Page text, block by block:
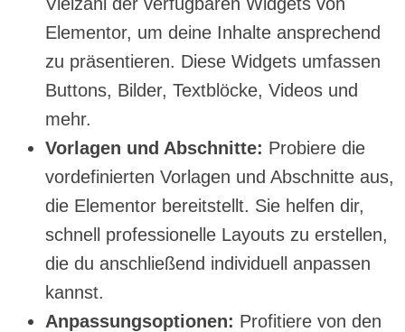
Elementor, um deine Inhalte ansprechend
zu präsentieren. Diese Widgets umfassen
Buttons, Bilder, Textblöcke, Videos und
mehr.
Vorlagen und Abschnitte: Probiere die
vordefinierten Vorlagen und Abschnitte aus,
die Elementor bereitstellt. Sie helfen dir,
schnell professionelle Layouts zu erstellen,
die du anschließend individuell anpassen
kannst.
Anpassungsoptionen: Profitiere von den